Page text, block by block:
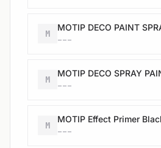
M
---
M
---
M
MOTIP Effect Primer
---